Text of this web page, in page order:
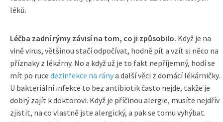
léků.
Léčba zadní rýmy závisí na tom, co ji způsobilo. Když je na
vině virus, většinou stačí odpočívat, hodně pít a vzít si něco na
příznaky z lékárny. No a když už je to fakt nepříjemný, hodí se
mít po ruce dezinfekce na ránya další věci z domácí lékárničky.
U bakteriální infekce to bez antibiotik často nejde, takže je
dobrý zajít k doktorovi. Když je příčinou alergie, musíte nejdřív
zjistit, na co vlastně jste alergický, a pak se tomu vyhýbat.